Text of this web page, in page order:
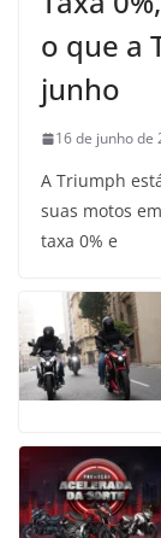
o que a
junho
16 de junho de
A Triumph
suas motos
taxa 0% e